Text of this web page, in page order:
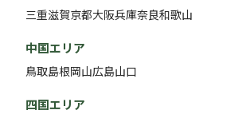
三重滋賀京都大阪兵庫奈良和歌山
中国エリア
鳥取島根岡山広島山口
四国エリア